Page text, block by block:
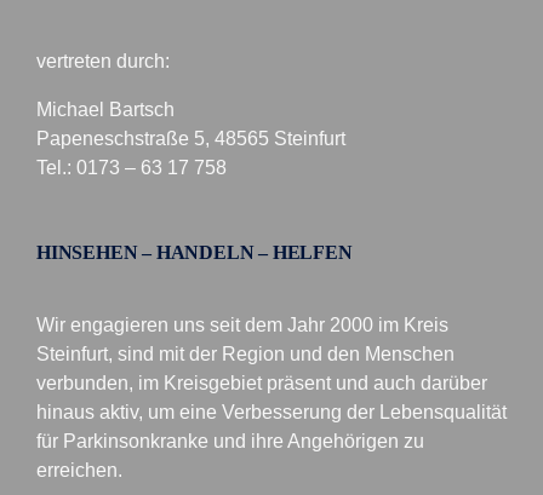
vertreten durch:
Michael Bartsch
Papeneschstraße 5, 48565 Steinfurt
Tel.: 0173 – 63 17 758
HINSEHEN – HANDELN – HELFEN
Wir engagieren uns seit dem Jahr 2000 im Kreis
Steinfurt, sind mit der Region und den Menschen
verbunden, im Kreisgebiet präsent und auch darüber
hinaus aktiv, um eine Verbesserung der Lebensqualität
für Parkinsonkranke und ihre Angehörigen zu
erreichen.